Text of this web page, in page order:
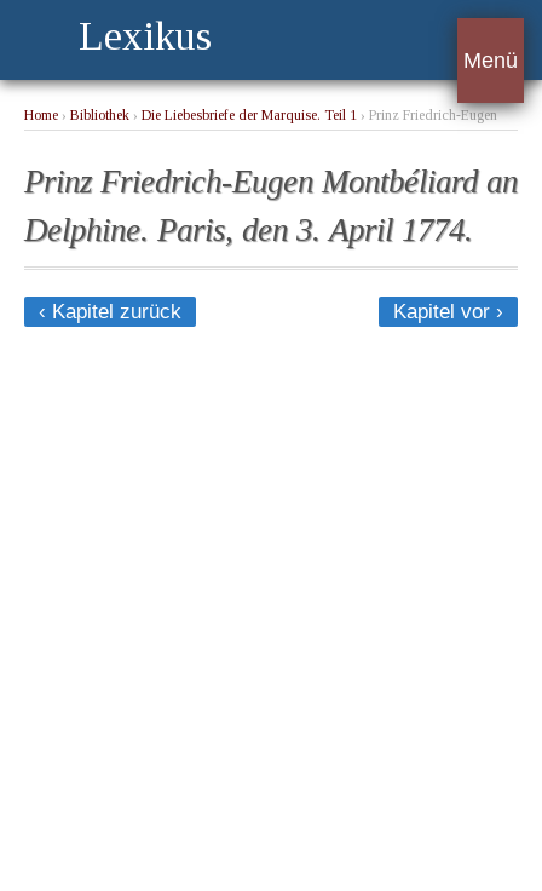
Lexikus
Menü
Home › Bibliothek › Die Liebesbriefe der Marquise. Teil 1 › Prinz Friedrich-Eugen
Prinz Friedrich-Eugen Montbéliard an
Delphine. Paris, den 3. April 1774.
‹ Kapitel zurück Kapitel vor ›